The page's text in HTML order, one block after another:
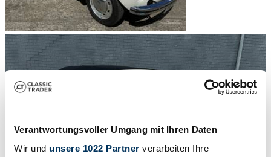
Verantwortungsvoller Umgang mit Ihren Daten
Wir und unsere 1022 Partner verarbeiten Ihre